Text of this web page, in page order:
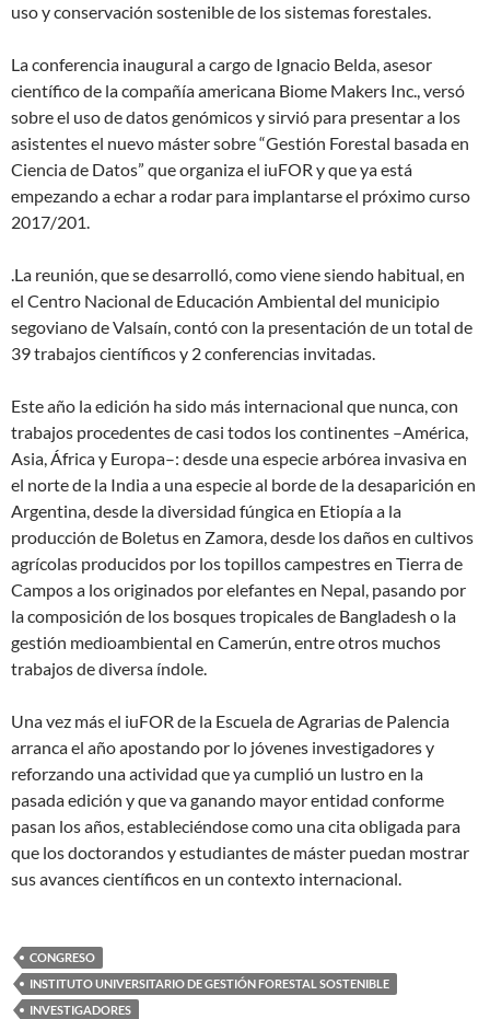
uso y conservación sostenible de los sistemas forestales.
La conferencia inaugural a cargo de Ignacio Belda, asesor
científico de la compañía americana Biome Makers Inc., versó
sobre el uso de datos genómicos y sirvió para presentar a los
asistentes el nuevo máster sobre “Gestión Forestal basada en
Ciencia de Datos” que organiza el iuFOR y que ya está
empezando a echar a rodar para implantarse el próximo curso
2017/201.
.La reunión, que se desarrolló, como viene siendo habitual, en
el Centro Nacional de Educación Ambiental del municipio
segoviano de Valsaín, contó con la presentación de un total de
39 trabajos científicos y 2 conferencias invitadas.
Este año la edición ha sido más internacional que nunca, con
trabajos procedentes de casi todos los continentes –América,
Asia, África y Europa–: desde una especie arbórea invasiva en
el norte de la India a una especie al borde de la desaparición en
Argentina, desde la diversidad fúngica en Etiopía a la
producción de Boletus en Zamora, desde los daños en cultivos
agrícolas producidos por los topillos campestres en Tierra de
Campos a los originados por elefantes en Nepal, pasando por
la composición de los bosques tropicales de Bangladesh o la
gestión medioambiental en Camerún, entre otros muchos
trabajos de diversa índole.
Una vez más el iuFOR de la Escuela de Agrarias de Palencia
arranca el año apostando por lo jóvenes investigadores y
reforzando una actividad que ya cumplió un lustro en la
pasada edición y que va ganando mayor entidad conforme
pasan los años, estableciéndose como una cita obligada para
que los doctorandos y estudiantes de máster puedan mostrar
sus avances científicos en un contexto internacional.
CONGRESO
INSTITUTO UNIVERSITARIO DE GESTIÓN FORESTAL SOSTENIBLE
INVESTIGADORES